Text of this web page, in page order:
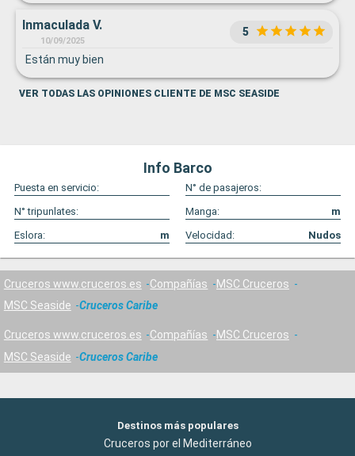
Inmaculada V.
10/09/2025
5
Están muy bien
VER TODAS LAS OPINIONES CLIENTE DE MSC SEASIDE
Info Barco
Puesta en servicio:
N° de pasajeros:
N° tripunlates:
Manga:
m
Eslora:
m Velocidad: Nudos
Cruceros www.cruceros.es Compañías
MSC Cruceros
MSC Seaside
Cruceros Caribe
Cruceros www.cruceros.es Compañías
MSC Cruceros
MSC Seaside
Cruceros Caribe
Destinos más populares
Cruceros por el Mediterráneo